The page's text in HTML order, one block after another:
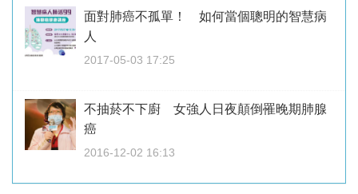
面對肺癌不孤單！ 如何當個聰明的智慧病
人
2017-05-03 17:25
不抽菸不下廚 女強人日夜顛倒罹晚期肺腺
癌
2016-12-02 16:13